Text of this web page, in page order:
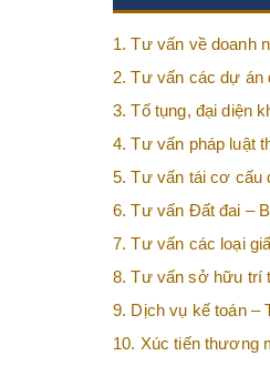
1. Tư vấn về doanh
nghiệp;
2. Tư vấn các dự
3. Tố tụng, đại diện
và lợi ích của khách
4. Tư vấn pháp luật
5. Tư vấn tái cơ cấu
6. Tư vấn Đất đai –
7. Tư vấn các loại
8. Tư vấn sở hữu trí
9. Dịch vụ kế toán –
10. Xúc tiến thương